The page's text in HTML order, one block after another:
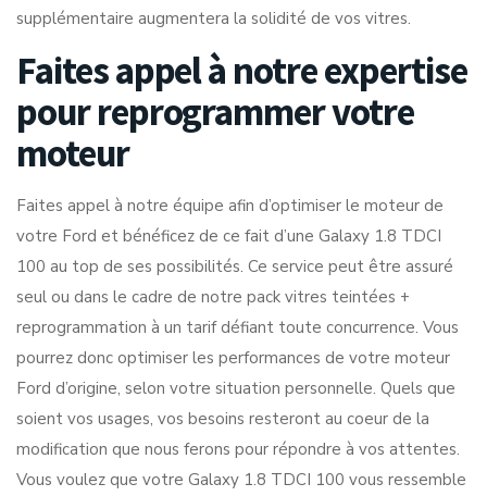
supplémentaire augmentera la solidité de vos vitres.
Faites appel à notre expertise
pour reprogrammer votre
moteur
Faites appel à notre équipe afin d’optimiser le moteur de
votre Ford et bénéficez de ce fait d’une Galaxy 1.8 TDCI
100 au top de ses possibilités. Ce service peut être assuré
seul ou dans le cadre de notre pack vitres teintées +
reprogrammation à un tarif défiant toute concurrence. Vous
pourrez donc optimiser les performances de votre moteur
Ford d’origine, selon votre situation personnelle. Quels que
soient vos usages, vos besoins resteront au coeur de la
modification que nous ferons pour répondre à vos attentes.
Vous voulez que votre Galaxy 1.8 TDCI 100 vous ressemble